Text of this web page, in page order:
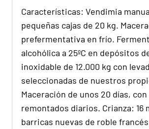
Características: Vendimia
pequeñas cajas de 20 kg.
prefermentativa en frío.
alcohólica a 25ºC en depósitos
inoxidable de 12.000 kg con
seleccionadas de nuestros
Maceración de unos 20 días,
remontados diarios. Crianza: 16
barricas nuevas de roble